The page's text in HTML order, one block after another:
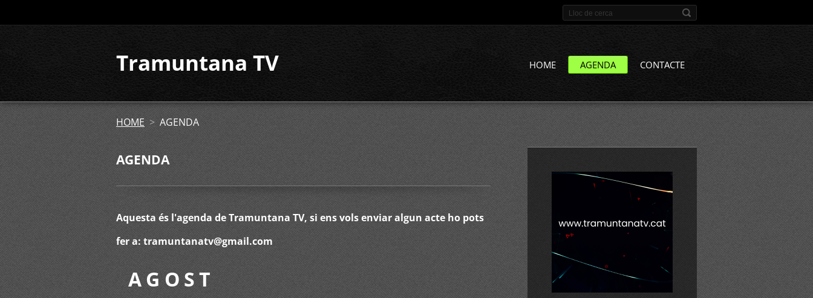
Tramuntana TV HOME AGENDA CONTACTE
HOME > AGENDA
AGENDA
Aquesta és l'agenda de Tramuntana TV, si ens vols enviar algun acte ho pots
fer a: tramuntanatv@gmail.com
A G O S T